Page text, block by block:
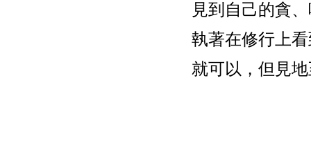
見到自己的貪
執著在修行上
就可以，但見